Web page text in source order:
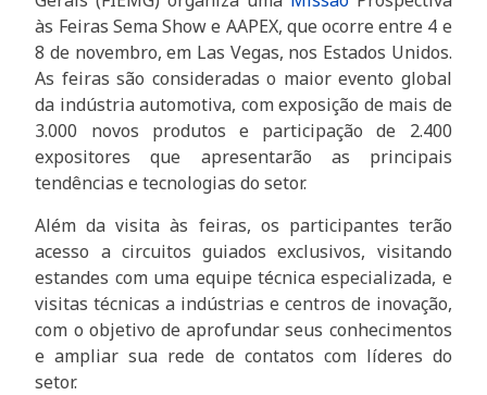
às Feiras Sema Show e AAPEX, que ocorre entre 4 e
8 de novembro, em Las Vegas, nos Estados Unidos.
As feiras são consideradas o maior evento global
da indústria automotiva, com exposição de mais de
3.000 novos produtos e participação de 2.400
expositores que apresentarão as principais
tendências e tecnologias do setor.
Além da visita às feiras, os participantes terão
acesso a circuitos guiados exclusivos, visitando
estandes com uma equipe técnica especializada, e
visitas técnicas a indústrias e centros de inovação,
com o objetivo de aprofundar seus conhecimentos
e ampliar sua rede de contatos com líderes do
setor.